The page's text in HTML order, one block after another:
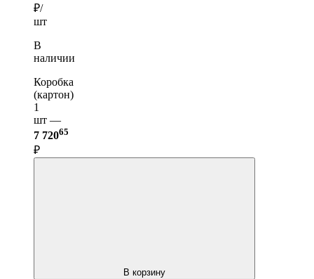
₽/
шт
В
наличии
Коробка
(картон)
1
шт —
7 72065
₽
В корзину